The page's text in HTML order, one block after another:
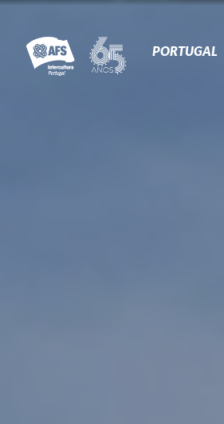
PORTUGAL